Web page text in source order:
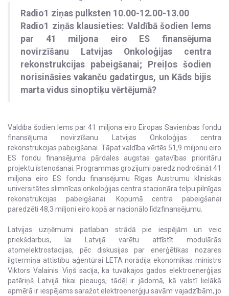
Radio1 ziņas pulksten 10.00-12.00-13.00
Radio1 ziņās klausieties: Valdībā šodien lems
par 41 miljona eiro ES finansējuma
novirzīšanu Latvijas Onkoloģijas centra
rekonstrukcijas pabeigšanai; Preiļos šodien
norisināsies vakanču gadatirgus, un Kāds bijis
marta vidus sinoptiķu vērtējumā?
Valdība šodien lems par 41 miljona eiro Eiropas Savienības fondu
finansējuma novirzīšanu Latvijas Onkoloģijas centra
rekonstrukcijas pabeigšanai. Tāpat valdība vērtēs 51,9 miljonu eiro
ES fondu finansējuma pārdales augstas gatavības prioritāru
projektu īstenošanai. Programmas grozījumi paredz nodrošināt 41
miljona eiro ES fondu finansējumu Rīgas Austrumu klīniskās
universitātes slimnīcas onkoloģijas centra stacionāra telpu pilnīgas
rekonstrukcijas pabeigšanai. Kopumā centra pabeigšanai
paredzēti 48,3 miljoni eiro kopā ar nacionālo līdzfinansējumu.
Latvijas uzņēmumi patlaban strādā pie iespējām un veic
priekšdarbus, lai Latvijā varētu attīstīt modulārās
atomelektrostacijas, pēc diskusijas par enerģētikas nozares
ilgtermiņa attīstību aģentūrai LETA norādīja ekonomikas ministrs
Viktors Valainis. Viņš sacīja, ka tuvākajos gados elektroenerģijas
patēriņš Latvijā tikai pieaugs, tādēļ ir jādomā, kā valstī lielākā
apmērā ir iespējams saražot elektroenerģiju savām vajadzībām, jo